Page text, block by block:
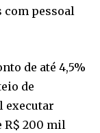
com pessoal
de até 4,5%
de
executar
R$ 200 mil